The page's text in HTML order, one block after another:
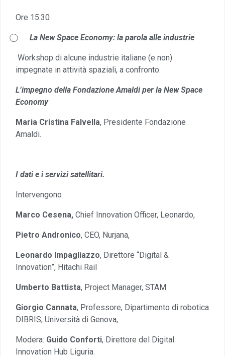
Ore 15:30
⃝ La New Space Economy: la parola alle industrie
Workshop di alcune industrie italiane (e non)
impegnate in attività spaziali, a confronto.
L’impegno della Fondazione Amaldi per la New Space
Economy
Maria Cristina Falvella, Presidente Fondazione
Amaldi.
I dati e i servizi satellitari.
Intervengono
Marco Cesena, Chief Innovation Officer, Leonardo,
Pietro Andronico, CEO, Nurjana,
Leonardo Impagliazzo, Direttore “Digital &
Innovation”, Hitachi Rail
Umberto Battista, Project Manager, STAM
Giorgio Cannata, Professore, Dipartimento di robotica
DIBRIS, Università di Genova,
Modera: Guido Conforti, Direttore del Digital
Innovation Hub Liguria.